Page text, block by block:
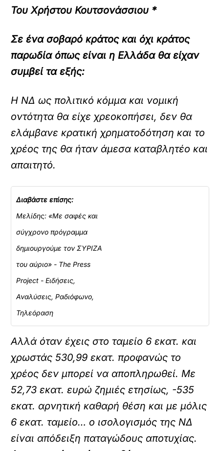
Του Χρήστου Κουτσονάσσιου *
Σε ένα σοβαρό κράτος και όχι κράτος
παρωδία όπως είναι η Ελλάδα θα είχαν
συμβεί τα εξής:
Η ΝΔ ως πολιτικό κόμμα και νομική
οντότητα θα είχε χρεοκοπήσει, δεν θα
ελάμβανε κρατική χρηματοδότηση και το
χρέος της θα ήταν άμεσα καταβλητέο και
απαιτητό.
Διαβάστε επίσης:
Μελίδης: «Με σαφές και
σύγχρονο πρόγραμμα
δημιουργούμε τον ΣΥΡΙΖΑ
του αύριο» - The Press
Project - Ειδήσεις,
Αναλύσεις, Ραδιόφωνο,
Τηλεόραση
Αλλά όταν έχεις στο ταμείο 6 εκατ. και
χρωστάς 530,99 εκατ. προφανώς το
χρέος δεν μπορεί να αποπληρωθεί. Με
52,73 εκατ. ευρώ ζημιές ετησίως, -535
εκατ. αρνητική καθαρή θέση και με μόλις
6 εκατ. ταμείο… ο ισολογισμός της ΝΔ
είναι απόδειξη παταγώδους αποτυχίας.